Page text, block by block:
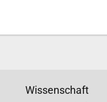
Wissenschaft